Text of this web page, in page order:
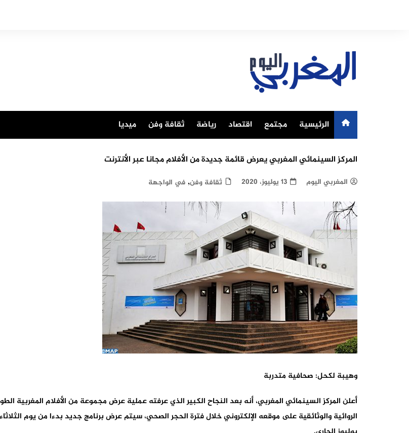
الرئيسية مجتمع اقتصاد رياضة ثقافة وفن ميديا
المركز السينمائي المغربي يعرض قائمة جديدة من الأفلام مجانا عبر الأنترنت
المغربي اليوم 13 يوليوز، 2020 ثقافة وفن, في الواجهة
وهيبة لكحل: صحافية متدربة
أعلن المركز السينمائي المغربي، أنه بعد النجاح الكبير الذي عرفته عملية عرض مجموعة من الأفلام المغربية